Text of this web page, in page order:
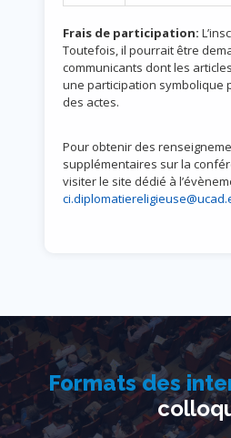
Frais de participation:
Toutefois, il pourrait être
communicants dont les
une participation symbolique
des actes.
Pour obtenir des
supplémentaires sur la
visiter le site dédié à
Formats des